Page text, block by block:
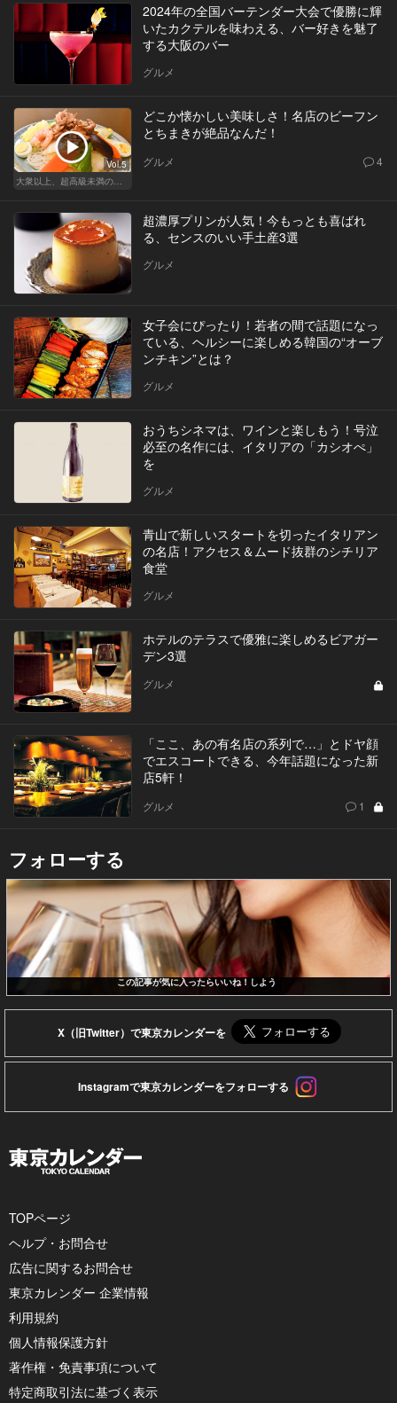
2024年の全国バーテンダー大会で優勝に輝
いたカクテルを味わえる、バー好きを魅了
する大阪のバー
グルメ
Vol.5
どこか懐かしい美味しさ！名店のビーフン
とちまきが絶品なんだ！
グルメ 4
超濃厚プリンが人気！今もっとも喜ばれ
る、センスのいい手土産3選
グルメ
女子会にぴったり！若者の間で話題になっ
ている、ヘルシーに楽しめる韓国の“オーブ
ンチキン”とは？
グルメ
おうちシネマは、ワインと楽しもう！号泣
必至の名作には、イタリアの「カシオぺ」
を
グルメ
青山で新しいスタートを切ったイタリアン
の名店！アクセス＆ムード抜群のシチリア
食堂
グルメ
ホテルのテラスで優雅に楽しめるビアガー
デン3選
グルメ
「ここ、あの有名店の系列で…」とドヤ顔
でエスコートできる、今年話題になった新
店5軒！
グルメ 1
フォローする
この記事が気に入ったらいいね！しよう
X（旧Twitter）で東京カレンダーを
Instagramで東京カレンダーをフォローする
TOPページ
ヘルプ・お問合せ
広告に関するお問合せ
東京カレンダー 企業情報
利用規約
個人情報保護方針
著作権・免責事項について
特定商取引法に基づく表示